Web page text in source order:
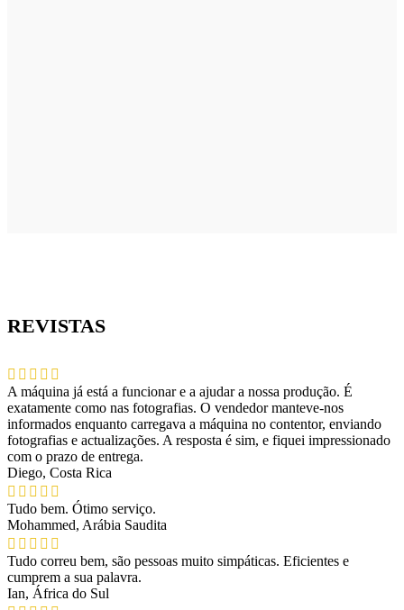
REVISTAS
A máquina já está a funcionar e a ajudar a nossa produção. É
exatamente como nas fotografias. O vendedor manteve-nos
informados enquanto carregava a máquina no contentor, enviando
fotografias e actualizações. A resposta é sim, e fiquei impressionado
com o prazo de entrega.
Diego, Costa Rica
Tudo bem. Ótimo serviço.
Mohammed, Arábia Saudita
Tudo correu bem, são pessoas muito simpáticas. Eficientes e
cumprem a sua palavra.
Ian, África do Sul